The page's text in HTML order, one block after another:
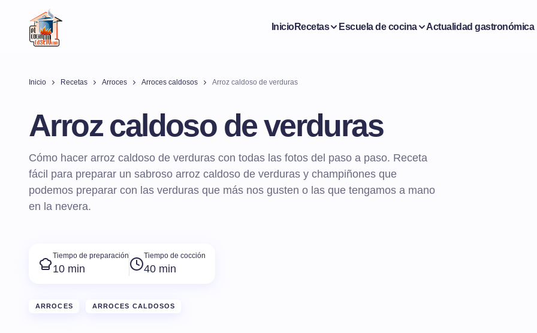
InicioRecetas Escuela de cocina Actualidad gastronómica
Inicio Recetas Arroces Arroces caldosos Arroz caldoso de verduras
Arroz caldoso de verduras
Cómo hacer arroz caldoso de verduras con todas las fotos del paso a paso. Receta
fácil para preparar un sabroso arroz caldoso de verduras y champiñones que
podemos preparar con las verduras que más nos gusten o las que tengamos a mano
en la nevera.
Tiempo de preparación
10 min
Tiempo de cocción
40 min
ARROCES ARROCES CALDOSOS